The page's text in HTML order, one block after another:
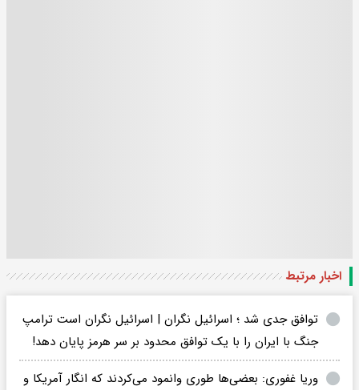
اخبار مرتبط
توافق جدی شد ؛ اسرائیل نگران | اسرائیل نگران است ترامپ
جنگ با ایران را با یک توافق محدود بر سر هرمز پایان دهد!
وریا غفوری: بعضی‌ها طوری وانمود می‌کردند که انگار آمریکا و